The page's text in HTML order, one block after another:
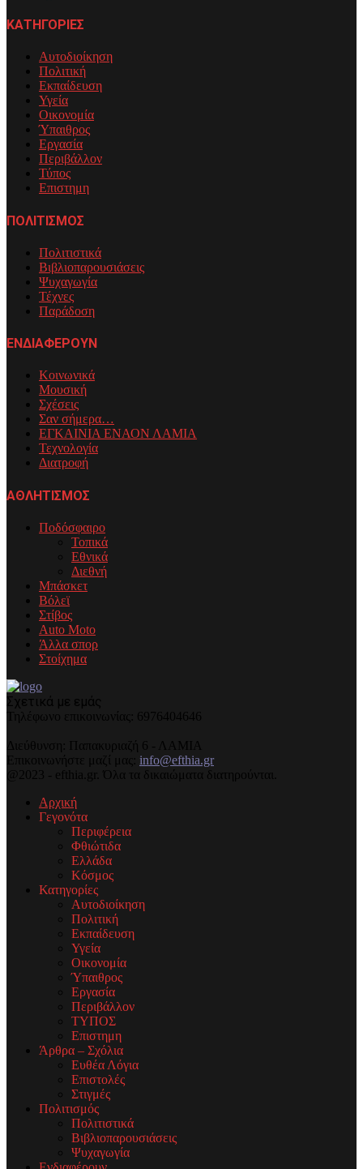
ΚΑΤΗΓΟΡΙΕΣ
Αυτοδιοίκηση
Πολιτική
Εκπαίδευση
Υγεία
Οικονομία
Ύπαιθρος
Εργασία
Περιβάλλον
Τύπος
Επιστημη
ΠΟΛΙΤΙΣΜΟΣ
Πολιτιστικά
Βιβλιοπαρουσιάσεις
Ψυχαγωγία
Τέχνες
Παράδοση
ΕΝΔΙΑΦΕΡΟΥΝ
Κοινωνικά
Μουσική
Σχέσεις
Σαν σήμερα…
ΕΓΚΑΙΝΙΑ ΕΝΑΟΝ ΛΑΜΙΑ
Τεχνολογία
Διατροφή
ΑΘΛΗΤΙΣΜΟΣ
Ποδόσφαιρο
Τοπικά
Εθνικά
Διεθνή
Μπάσκετ
Βόλεϊ
Στίβος
Auto Moto
Άλλα σπορ
Στοίχημα
Σχετικά με εμάς
Τηλέφωνo επικοινωνίας: 6976404646
Διεύθυνση: Παπακυριαζή 6 - ΛΑΜΙΑ
Επικοινωνήστε μαζί μας: info@efthia.gr
@2023 - efthia.gr. Όλα τα δικαιώματα διατηρούνται.
Αρχική
Γεγονότα
Περιφέρεια
Φθιώτιδα
Ελλάδα
Κόσμος
Κατηγορίες
Αυτοδιοίκηση
Πολιτική
Εκπαίδευση
Υγεία
Οικονομία
Ύπαιθρος
Εργασία
Περιβάλλον
ΤΥΠΟΣ
Επιστημη
Άρθρα – Σχόλια
Ευθέα Λόγια
Επιστολές
Στιγμές
Πολιτισμός
Πολιτιστικά
Βιβλιοπαρουσιάσεις
Ψυχαγωγία